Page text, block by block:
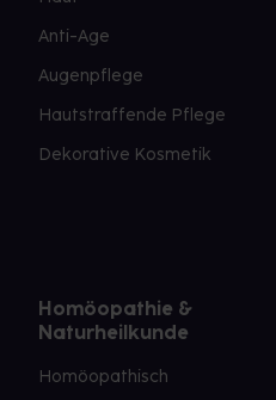
Anti-Age
Augenpflege
Hautstraffende Pflege
Dekorative Kosmetik
Homöopathie &
Naturheilkunde
Homöopathisch